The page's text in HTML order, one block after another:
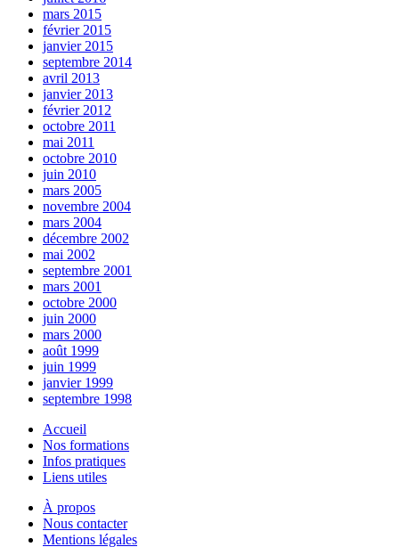
mars 2015
février 2015
janvier 2015
septembre 2014
avril 2013
janvier 2013
février 2012
octobre 2011
mai 2011
octobre 2010
juin 2010
mars 2005
novembre 2004
mars 2004
décembre 2002
mai 2002
septembre 2001
mars 2001
octobre 2000
juin 2000
mars 2000
août 1999
juin 1999
janvier 1999
septembre 1998
Accueil
Nos formations
Infos pratiques
Liens utiles
À propos
Nous contacter
Mentions légales